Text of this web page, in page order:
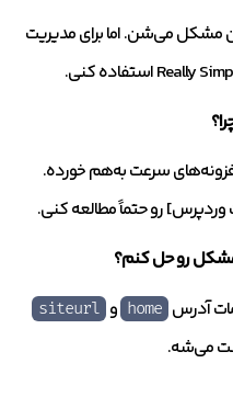
مشکل می‌شن. اما برای مدیریت
سرعت به‌هم خورده.
رو حتماً مطالعه کنی.
آدرس home و siteurl
می‌شه.